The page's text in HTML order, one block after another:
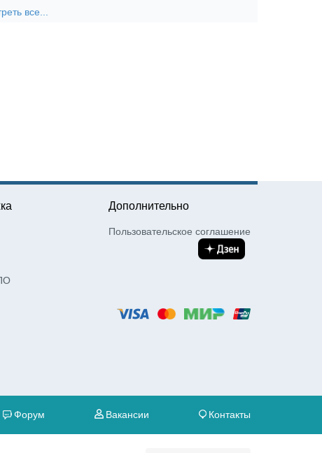
все...
Дополнительно
Пользовательское соглашение
Форум Вакансии Контакты